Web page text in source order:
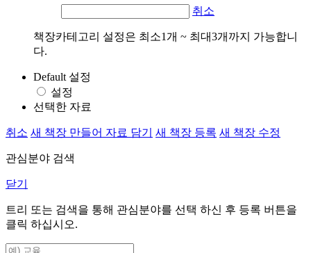
취소
책장카테고리 설정은 최소1개 ~ 최대3개까지 가능합니
다.
Default 설정
설정
선택한 자료
취소 새 책장 만들어 자료 담기 새 책장 등록 새 책장 수정
관심분야 검색
닫기
트리 또는 검색을 통해 관심분야를 선택 하신 후 등록 버튼을
클릭 하십시오.